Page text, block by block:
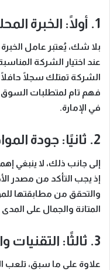
1. أولًا: الخبرة المحلية وسابقة الأعمال
بلا شك، يُعتبر عامل
عند اختيار الشركة
الشركة تمتلك سجلًا حافلًا
فهم تام لمتطلبات السوق
في الإمارة.
2. ثانيًا: جودة المواد والخامات
إلى جانب ذلك، لا ينبغي
إذ يجب التأكد من مصدر
والتحقق من مطابقتها
المتانة والجمال على
3. ثالثًا: التقنيات والأساليب المستخدمة
علاوة على ما سبق، تلعب